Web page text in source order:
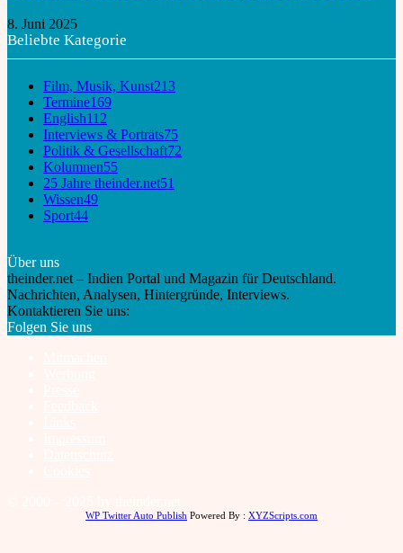
8. Juni 2025
Beliebte Kategorie
Film, Musik, Kunst213
Termine169
English112
Interviews & Porträts75
Politik & Gesellschaft72
Kolumnen55
25 Jahre theinder.net51
Wissen49
Sport44
Über uns
theinder.net – Indien Portal und Magazin für Deutschland.
Nachrichten, Analysen, Hintergründe, Interviews.
Kontaktieren Sie uns:
Folgen Sie uns
WP Twitter Auto Publish Powered By : XYZScripts.com